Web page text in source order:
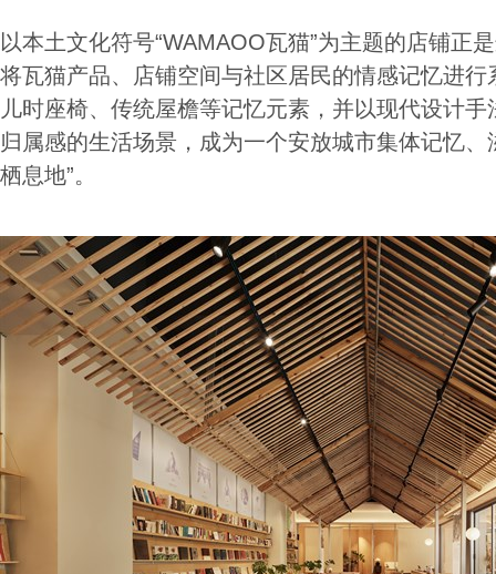
以本土文化符号“WAMAOO瓦猫”为主题的店铺正
将瓦猫产品、店铺空间与社区居民的情感记忆进
儿时座椅、传统屋檐等记忆元素，并以现代设计
归属感的生活场景，成为一个安放城市集体记忆、
栖息地”。